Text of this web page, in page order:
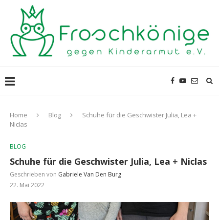
Home Blog
Schuhe für die Geschwister Julia, Lea +
Niclas
BLOG
Schuhe für die Geschwister Julia, Lea + Niclas
Geschrieben von Gabriele Van Den Burg
22. Mai 2022